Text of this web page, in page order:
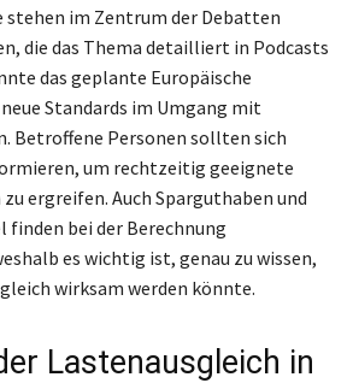
stehen im Zentrum der Debatten
die das Thema detailliert in Podcasts
das geplante Europäische
Standards im Umgang mit
Betroffene Personen sollten sich
um rechtzeitig geeignete
ergreifen. Auch Sparguthaben und
finden bei der Berechnung
es wichtig ist, genau zu wissen,
wirksam werden könnte.
Lastenausgleich in